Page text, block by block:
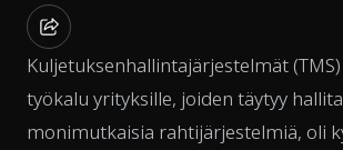
Kuljetuksenhallintajärjestelmät
työkalu yrityksille, joiden täytyy hallita
monimutkaisia rahtijärjestelmiä, oli